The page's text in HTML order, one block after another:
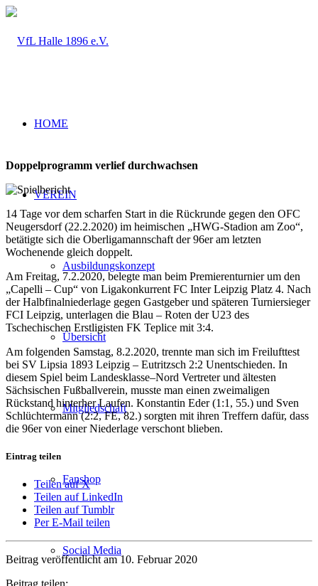
HOME
VEREIN
Ausbildungskonzept
Übersicht
Mitgliedschaft
Fanshop
Social Media
Doppelprogramm verlief durchwachsen
14 Tage vor dem scharfen Start in die Rückrunde gegen den OFC
Neugersdorf (22.2.2020) im heimischen „HWG-Stadion am Zoo“,
betätigte sich die Oberligamannschaft der 96er am letzten
Wochenende gleich doppelt.
Am Freitag, 7.2.2020, belegte man beim Premierenturnier um den
„Capelli – Cup“ von Ligakonkurrent FC Inter Leipzig Platz 4. Nach
der Halbfinalniederlage gegen Gastgeber und späteren Turniersieger
FCI Leipzig, unterlagen die Blau – Roten der U23 des
Tschechischen Erstligisten FK Teplice mit 3:4.
Am folgenden Samstag, 8.2.2020, trennte man sich im Freilufttest
bei SV Lipsia 1893 Leipzig – Eutritzsch 2:2 Unentschieden. In
diesem Spiel beim Landesklasse–Nord Vertreter und ältesten
Sächsischen Fußballverein, musste man einen zweimaligen
Rückstand hinterher Laufen. Konstantin Eder (1:1, 55.) und Sven
Schlüchtermann (2:2, FE, 82.) sorgten mit ihren Treffern dafür, dass
die 96er von einer Niederlage verschont blieben.
Eintrag teilen
Teilen auf X
Teilen auf LinkedIn
Teilen auf Tumblr
Per E-Mail teilen
Beitrag veröffentlicht am 10. Februar 2020